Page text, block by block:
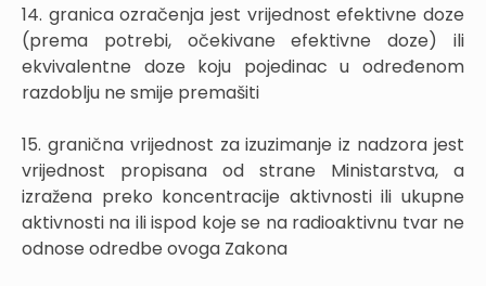
14. granica ozračenja jest vrijednost efektivne doze
(prema potrebi, očekivane efektivne doze) ili
ekvivalentne doze koju pojedinac u određenom
razdoblju ne smije premašiti
15. granična vrijednost za izuzimanje iz nadzora jest
vrijednost propisana od strane Ministarstva, a
izražena preko koncentracije aktivnosti ili ukupne
aktivnosti na ili ispod koje se na radioaktivnu tvar ne
odnose odredbe ovoga Zakona